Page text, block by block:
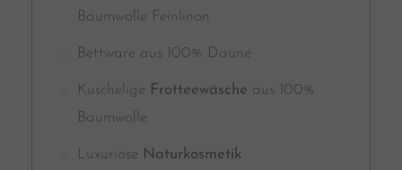
Baumwolle Feinlinon
Bettware aus 100% Daune
Kuschelige Frotteewäsche aus 100%
Baumwolle
Luxuriöse Naturkosmetik